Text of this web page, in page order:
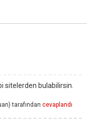
sitelerden bulabilirsin.
tarafından cevaplandı